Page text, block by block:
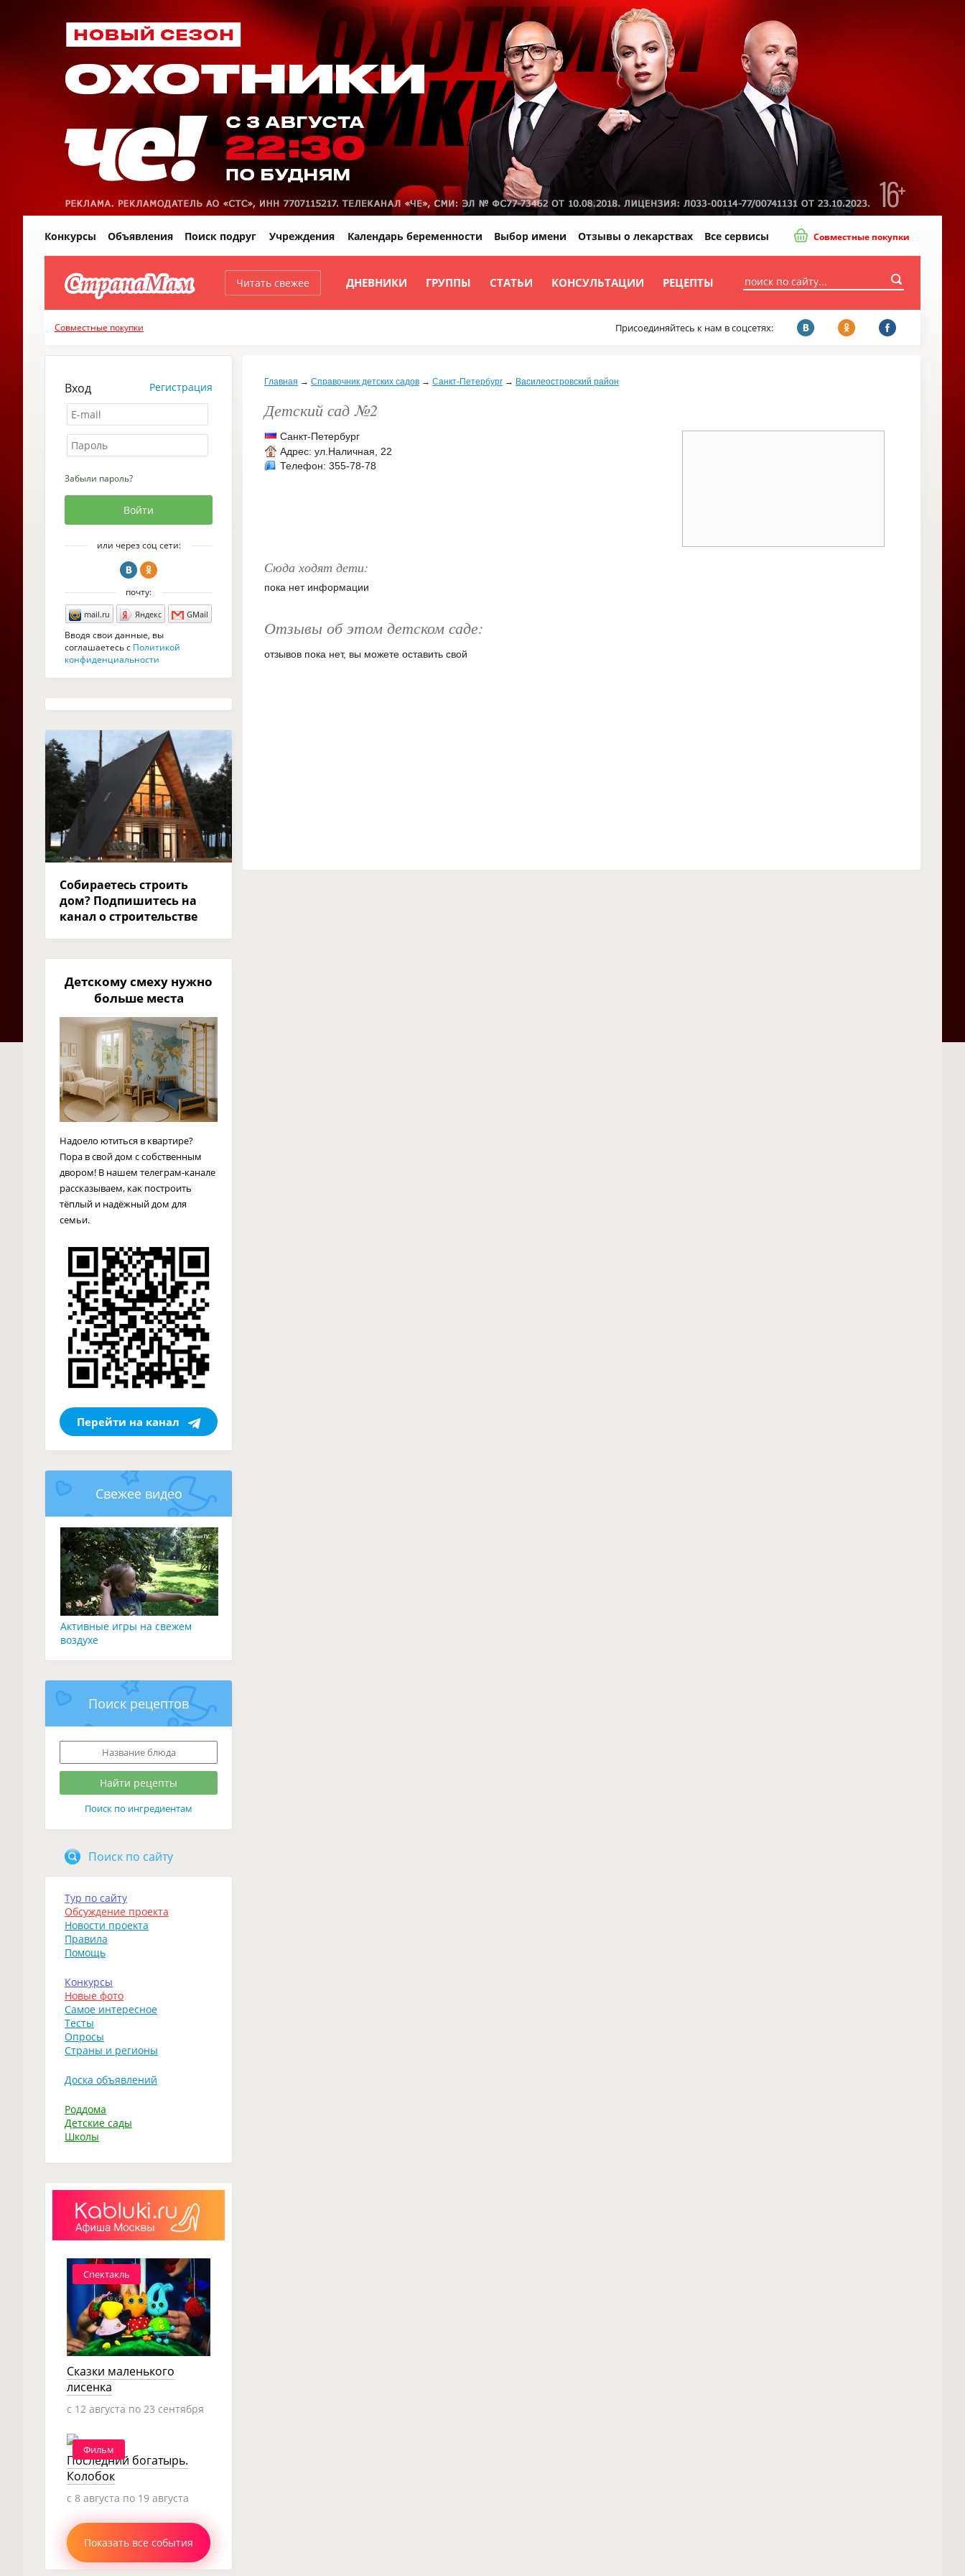
Читать свежее ДНЕВНИКИ ГРУППЫ СТАТЬИ КОНСУЛЬТАЦИИ РЕЦЕПТЫ
Конкурсы Объявления Поиск подруг Учреждения Календарь беременности Выбор имени Отзывы о лекарствах Все сервисы Совместные покупки
Совместные покупки Присоединяйтесь к нам в соцсетях:
Главная → Справочник детских садов → Санкт-Петербург → Василеостровский район
Детский сад №2
Санкт-Петербург
Адрес: ул.Наличная, 22
Телефон: 355-78-78
Сюда ходят дети:
пока нет информации
Отзывы об этом детском саде:
отзывов пока нет, вы можете оставить свой
Вход Регистрация
Забыли пароль?
или через соц сети:
почту:
mail.ru Яндекс GMail
Вводя свои данные, вы
соглашаетесь с Политикой
конфиденциальности
Собираетесь строить
дом? Подпишитесь на
канал о строительстве
Детскому смеху нужно
больше места
Надоело ютиться в квартире?
Пора в свой дом с собственным
двором! В нашем телеграм-канале
рассказываем, как построить
тёплый и надёжный дом для
семьи.
Перейти на канал
Свежее видео
Активные игры на свежем
воздухе
Поиск рецептов
Поиск по ингредиентам
Поиск по сайту
Тур по сайту
Обсуждение проекта
Новости проекта
Правила
Помощь
Конкурсы
Новые фото
Самое интересное
Тесты
Опросы
Страны и регионы
Доска объявлений
Роддома
Детские сады
Школы
Спектакль
Сказки маленького
лисенка
c 12 августа по 23 сентября
Фильм
Последний богатырь.
Колобок
c 8 августа по 19 августа
Показать все события